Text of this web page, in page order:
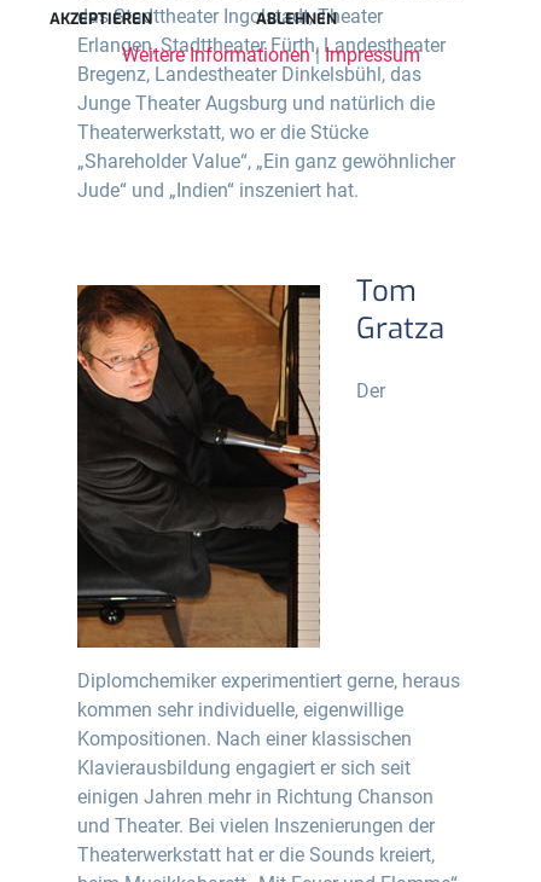
das Stadttheater Ingolstadt, Theater
Erlangen, Stadttheater Fürth, Landestheater
Bregenz, Landestheater Dinkelsbühl, das
Junge Theater Augsburg und natürlich die
Theaterwerkstatt, wo er die Stücke
„Shareholder Value“, „Ein ganz gewöhnlicher
Jude“ und „Indien“ inszeniert hat.
Tom
Gratza
Der
Diplomchemiker experimentiert gerne, heraus
kommen sehr individuelle, eigenwillige
Kompositionen. Nach einer klassischen
Klavierausbildung engagiert er sich seit
einigen Jahren mehr in Richtung Chanson
und Theater. Bei vielen Inszenierungen der
Theaterwerkstatt hat er die Sounds kreiert,
AKZEPTIEREN ABLEHNEN
Weitere Informationen| Impressum